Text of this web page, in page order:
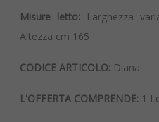
Misure letto: Larghezza
Altezza cm 165
CODICE ARTICOLO: Diana
L'OFFERTA COMPRENDE: 1